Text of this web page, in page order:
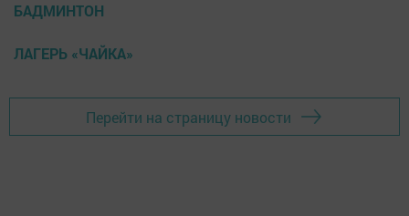
БАДМИНТОН
ЛАГЕРЬ «ЧАЙКА»
Перейти на страницу новости